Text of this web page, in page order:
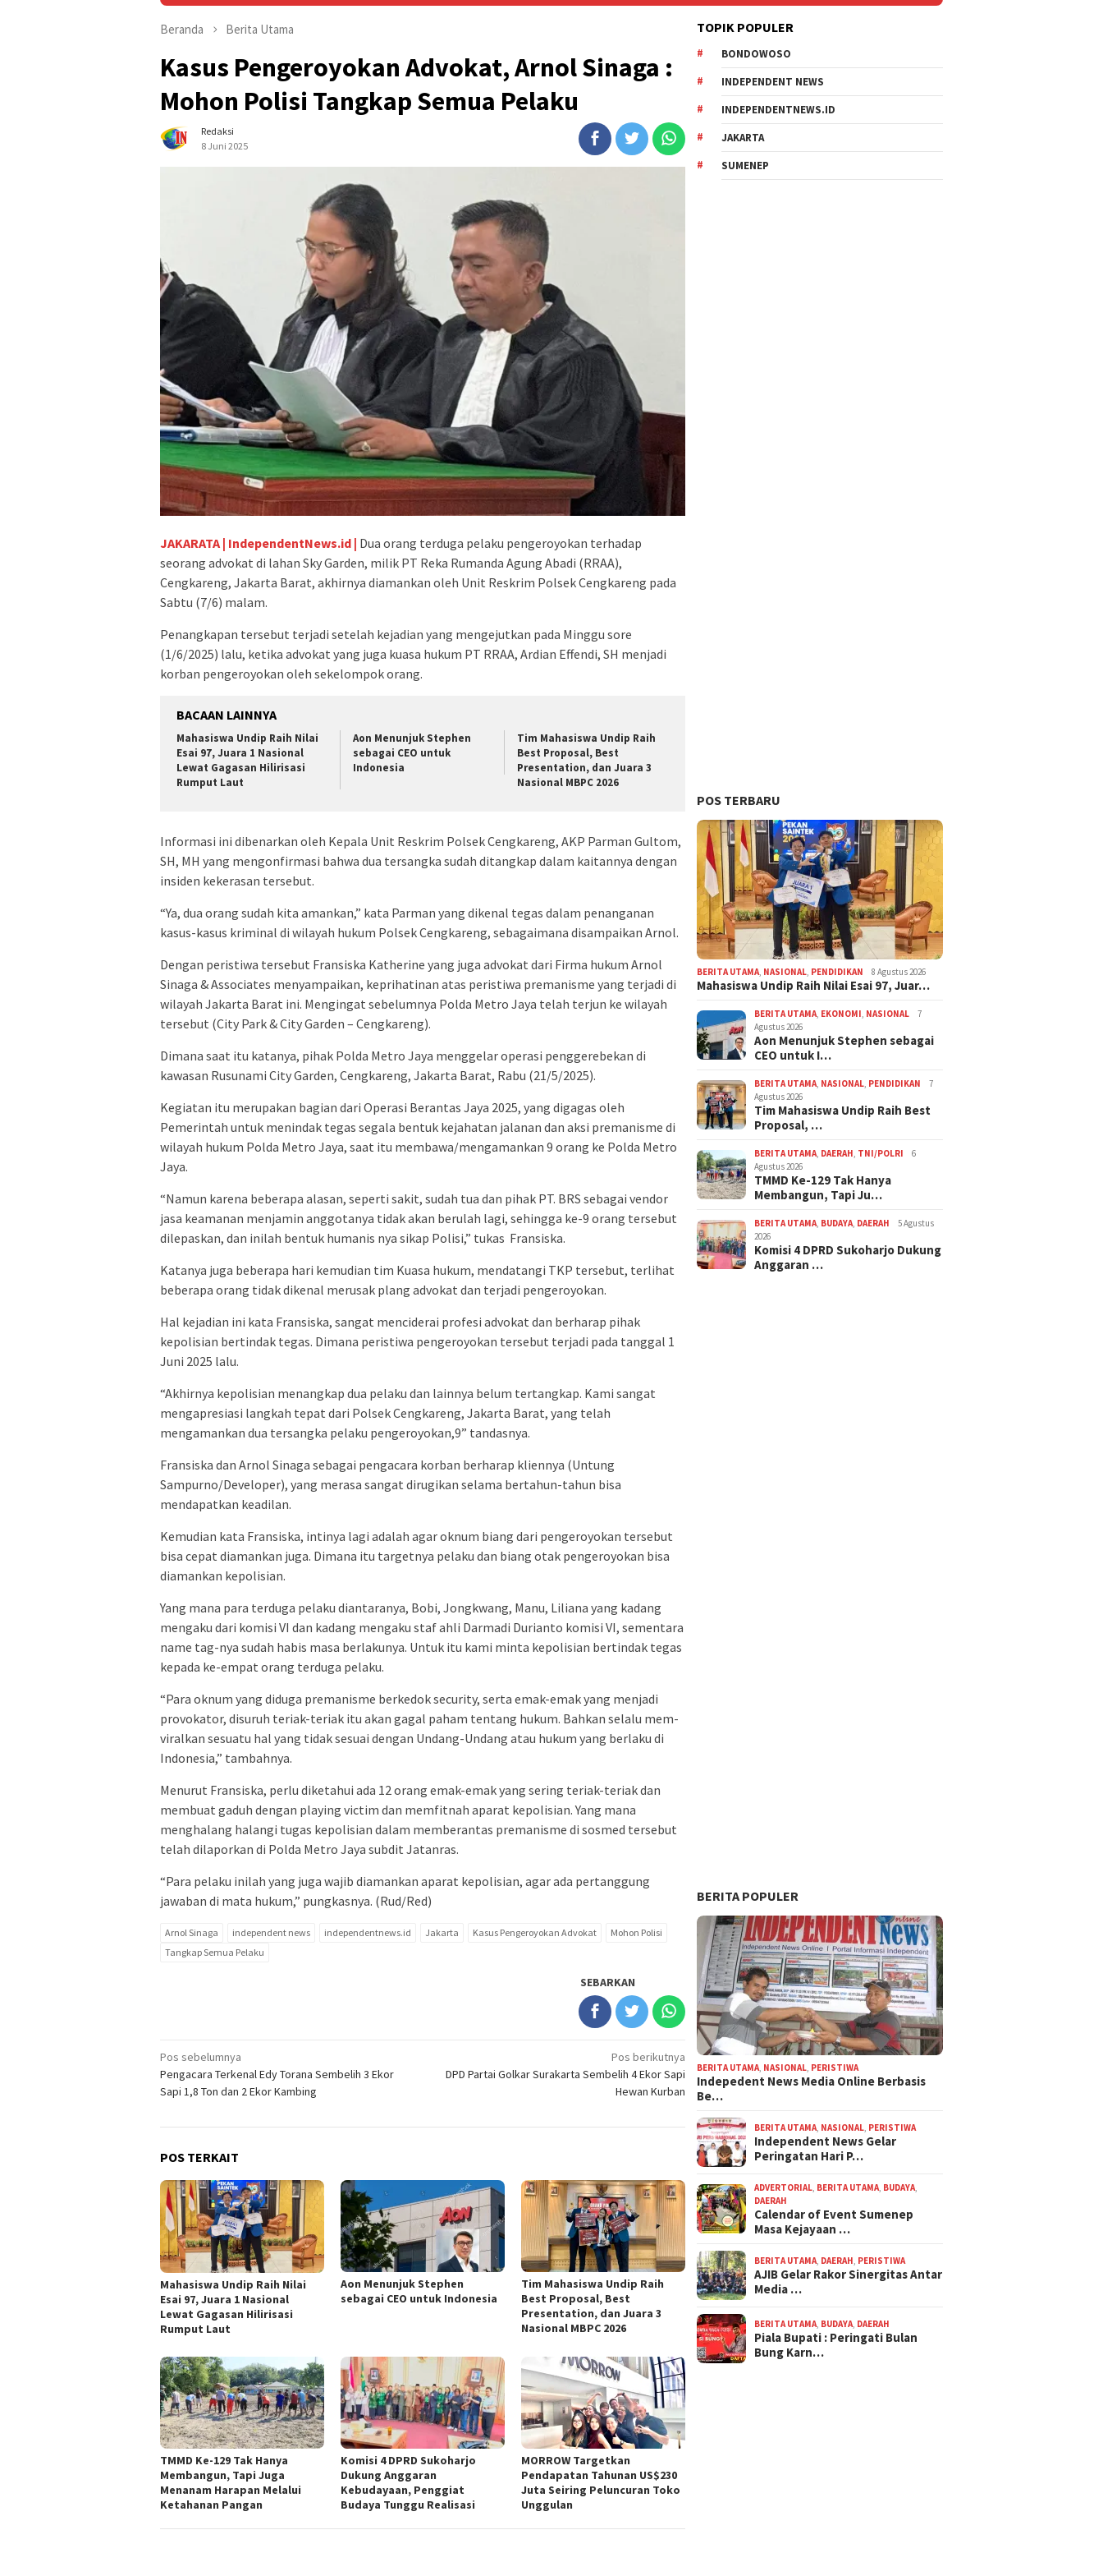
Beranda Berita Utama
Kasus Pengeroyokan Advokat, Arnol Sinaga :
Mohon Polisi Tangkap Semua Pelaku
Redaksi
8 Juni 2025
JAKARATA | IndependentNews.id | Dua orang terduga pelaku pengeroyokan terhadap
seorang advokat di lahan Sky Garden, milik PT Reka Rumanda Agung Abadi (RRAA),
Cengkareng, Jakarta Barat, akhirnya diamankan oleh Unit Reskrim Polsek Cengkareng pada
Sabtu (7/6) malam.
Penangkapan tersebut terjadi setelah kejadian yang mengejutkan pada Minggu sore
(1/6/2025) lalu, ketika advokat yang juga kuasa hukum PT RRAA, Ardian Effendi, SH menjadi
korban pengeroyokan oleh sekelompok orang.
BACAAN LAINNYA
Mahasiswa Undip Raih Nilai
Esai 97, Juara 1 Nasional
Lewat Gagasan Hilirisasi
Rumput Laut
Aon Menunjuk Stephen
sebagai CEO untuk
Indonesia
Tim Mahasiswa Undip Raih
Best Proposal, Best
Presentation, dan Juara 3
Nasional MBPC 2026
Informasi ini dibenarkan oleh Kepala Unit Reskrim Polsek Cengkareng, AKP Parman Gultom,
SH, MH yang mengonfirmasi bahwa dua tersangka sudah ditangkap dalam kaitannya dengan
insiden kekerasan tersebut.
“Ya, dua orang sudah kita amankan,” kata Parman yang dikenal tegas dalam penanganan
kasus-kasus kriminal di wilayah hukum Polsek Cengkareng, sebagaimana disampaikan Arnol.
Dengan peristiwa tersebut Fransiska Katherine yang juga advokat dari Firma hukum Arnol
Sinaga & Associates menyampaikan, keprihatinan atas peristiwa premanisme yang terjadi di
wilayah Jakarta Barat ini. Mengingat sebelumnya Polda Metro Jaya telah terjun ke wilayah
tersebut (City Park & City Garden – Cengkareng).
Dimana saat itu katanya, pihak Polda Metro Jaya menggelar operasi penggerebekan di
kawasan Rusunami City Garden, Cengkareng, Jakarta Barat, Rabu (21/5/2025).
Kegiatan itu merupakan bagian dari Operasi Berantas Jaya 2025, yang digagas oleh
Pemerintah untuk menindak tegas segala bentuk kejahatan jalanan dan aksi premanisme di
wilayah hukum Polda Metro Jaya, saat itu membawa/mengamankan 9 orang ke Polda Metro
Jaya.
“Namun karena beberapa alasan, seperti sakit, sudah tua dan pihak PT. BRS sebagai vendor
jasa keamanan menjamin anggotanya tidak akan berulah lagi, sehingga ke-9 orang tersebut
dilepaskan, dan inilah bentuk humanis nya sikap Polisi,” tukas Fransiska.
Katanya juga beberapa hari kemudian tim Kuasa hukum, mendatangi TKP tersebut, terlihat
beberapa orang tidak dikenal merusak plang advokat dan terjadi pengeroyokan.
Hal kejadian ini kata Fransiska, sangat menciderai profesi advokat dan berharap pihak
kepolisian bertindak tegas. Dimana peristiwa pengeroyokan tersebut terjadi pada tanggal 1
Juni 2025 lalu.
“Akhirnya kepolisian menangkap dua pelaku dan lainnya belum tertangkap. Kami sangat
mengapresiasi langkah tepat dari Polsek Cengkareng, Jakarta Barat, yang telah
mengamankan dua tersangka pelaku pengeroyokan,9” tandasnya.
Fransiska dan Arnol Sinaga sebagai pengacara korban berharap kliennya (Untung
Sampurno/Developer), yang merasa sangat dirugikan selama bertahun-tahun bisa
mendapatkan keadilan.
Kemudian kata Fransiska, intinya lagi adalah agar oknum biang dari pengeroyokan tersebut
bisa cepat diamankan juga. Dimana itu targetnya pelaku dan biang otak pengeroyokan bisa
diamankan kepolisian.
Yang mana para terduga pelaku diantaranya, Bobi, Jongkwang, Manu, Liliana yang kadang
mengaku dari komisi VI dan kadang mengaku staf ahli Darmadi Durianto komisi VI, sementara
name tag-nya sudah habis masa berlakunya. Untuk itu kami minta kepolisian bertindak tegas
kepada ke-empat orang terduga pelaku.
“Para oknum yang diduga premanisme berkedok security, serta emak-emak yang menjadi
provokator, disuruh teriak-teriak itu akan gagal paham tentang hukum. Bahkan selalu mem-
viralkan sesuatu hal yang tidak sesuai dengan Undang-Undang atau hukum yang berlaku di
Indonesia,” tambahnya.
Menurut Fransiska, perlu diketahui ada 12 orang emak-emak yang sering teriak-teriak dan
membuat gaduh dengan playing victim dan memfitnah aparat kepolisian. Yang mana
menghalang halangi tugas kepolisian dalam memberantas premanisme di sosmed tersebut
telah dilaporkan di Polda Metro Jaya subdit Jatanras.
“Para pelaku inilah yang juga wajib diamankan aparat kepolisian, agar ada pertanggung
jawaban di mata hukum,” pungkasnya. (Rud/Red)
Arnol Sinaga independent news independentnews.id Jakarta Kasus Pengeroyokan Advokat
Mohon Polisi
Tangkap Semua Pelaku
SEBARKAN
Navigasi
pos
Pos sebelumnya
Pengacara Terkenal Edy Torana Sembelih 3 Ekor
Sapi 1,8 Ton dan 2 Ekor Kambing
Pos berikutnya
DPD Partai Golkar Surakarta Sembelih 4 Ekor Sapi
Hewan Kurban
POS TERKAIT
Mahasiswa Undip Raih Nilai
Esai 97, Juara 1 Nasional
Lewat Gagasan Hilirisasi
Rumput Laut
Aon Menunjuk Stephen
sebagai CEO untuk Indonesia
Tim Mahasiswa Undip Raih
Best Proposal, Best
Presentation, dan Juara 3
Nasional MBPC 2026
TMMD Ke-129 Tak Hanya
Membangun, Tapi Juga
Menanam Harapan Melalui
Ketahanan Pangan
Komisi 4 DPRD Sukoharjo
Dukung Anggaran
Kebudayaan, Penggiat
Budaya Tunggu Realisasi
MORROW Targetkan
Pendapatan Tahunan US$230
Juta Seiring Peluncuran Toko
Unggulan
TOPIK POPULER
BONDOWOSO
INDEPENDENT NEWS
INDEPENDENTNEWS.ID
JAKARTA
SUMENEP
POS TERBARU
BERITA UTAMA NASIONAL PENDIDIKAN 8 Agustus 2026
Mahasiswa Undip Raih Nilai Esai 97, Juar…
BERITA UTAMA EKONOMI NASIONAL
7
Agustus 2026
Aon Menunjuk Stephen sebagai
CEO untuk I…
BERITA UTAMA NASIONAL PENDIDIKAN
7
Agustus 2026
Tim Mahasiswa Undip Raih Best
Proposal, …
BERITA UTAMA DAERAH TNI/POLRI
6
Agustus 2026
TMMD Ke-129 Tak Hanya
Membangun, Tapi Ju…
BERITA UTAMA BUDAYA DAERAH
5 Agustus
2026
Komisi 4 DPRD Sukoharjo Dukung
Anggaran …
BERITA POPULER
BERITA UTAMA NASIONAL PERISTIWA
Indepedent News Media Online Berbasis
Be…
BERITA UTAMA NASIONAL PERISTIWA
Independent News Gelar
Peringatan Hari P…
ADVERTORIAL BERITA UTAMA BUDAYA
DAERAH
Calendar of Event Sumenep
Masa Kejayaan …
BERITA UTAMA DAERAH PERISTIWA
AJIB Gelar Rakor Sinergitas Antar
Media …
BERITA UTAMA BUDAYA DAERAH
Piala Bupati : Peringati Bulan
Bung Karn…